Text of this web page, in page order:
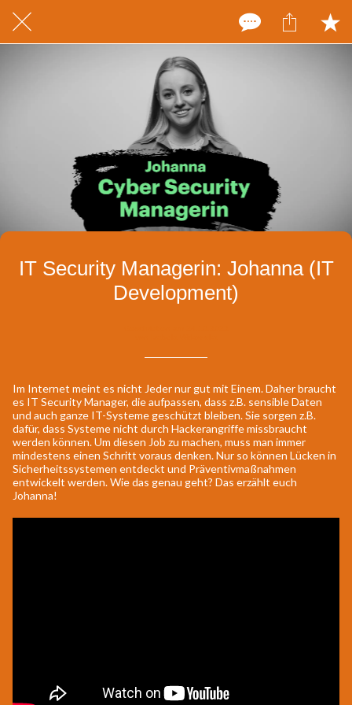
IT Security Managerin: Johanna (IT
Development)
Im Internet meint es nicht Jeder nur gut mit Einem. Daher braucht
es IT Security Manager, die aufpassen, dass z.B. sensible Daten
und auch ganze IT-Systeme geschützt bleiben. Sie sorgen z.B.
dafür, dass Systeme nicht durch Hackerangriffe missbraucht
werden können. Um diesen Job zu machen, muss man immer
mindestens einen Schritt voraus denken. Nur so können Lücken in
Sicherheitssystemen entdeckt und Präventivmaßnahmen
entwickelt werden. Wie das genau geht? Das erzählt euch
Johanna!